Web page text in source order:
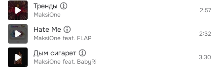
Тренды
MaksiOne
2:57
Hate Me
MaksiOne feat. FLAP
2:32
Дым сигарет
MaksiOne feat. BabyRi
3:30